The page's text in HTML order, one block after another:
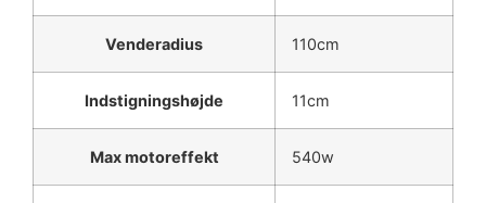
Venderadius 110cm
Indstigningshøjde 11cm
Max motoreffekt 540w